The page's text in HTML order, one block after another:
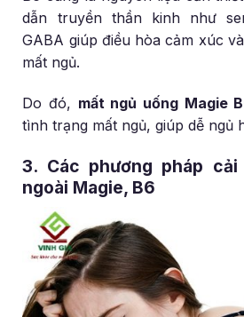
dẫn truyền thần kinh như
GABA giúp điều hòa cảm xúc
mất ngủ.
Do đó, mất ngủ uống Magie
tình trạng mất ngủ, giúp dễ ngủ
3. Các phương pháp
ngoài Magie, B6